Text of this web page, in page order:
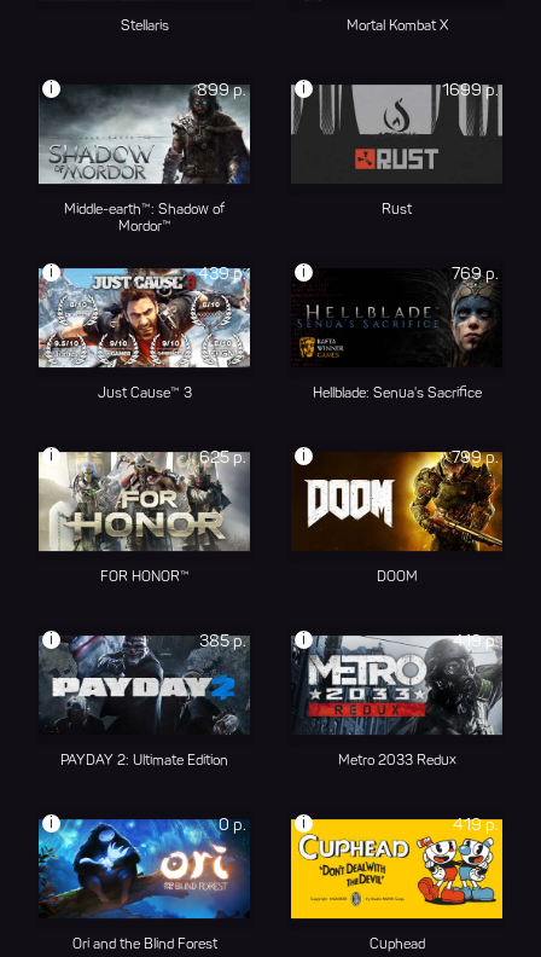
Stellaris Mortal Kombat X
899 р.
i
Middle-earth™: Shadow of
Mordor™
1699 р.
i
Rust
439 р.
i
Just Cause™ 3
769 р.
i
Hellblade: Senua's Sacrifice
625 р.
i
FOR HONOR™
799 р.
i
DOOM
385 р.
i
PAYDAY 2: Ultimate Edition
419 р.
i
Metro 2033 Redux
0 р.
i
Ori and the Blind Forest
419 р.
i
Cuphead